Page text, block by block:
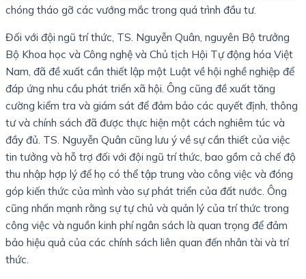
chóng tháo gỡ các vướng mắc trong quá trình đầu tư.
Đối với đội ngũ trí thức, TS. Nguyễn Quân, nguyên Bộ trưởng
Bộ Khoa học và Công nghệ và Chủ tịch Hội Tự động hóa Việt
Nam, đã đề xuất cần thiết lập một Luật về hội nghề nghiệp để
đáp ứng nhu cầu phát triển xã hội. Ông cũng đề xuất tăng
cường kiểm tra và giám sát để đảm bảo các quyết định, thông
tư và chính sách đã được thực hiện một cách nghiêm túc và
đầy đủ. TS. Nguyễn Quân cũng lưu ý về sự cần thiết của việc
tin tưởng và hỗ trợ đối với đội ngũ trí thức, bao gồm cả chế độ
thu nhập hợp lý để họ có thể tập trung vào công việc và đóng
góp kiến thức của mình vào sự phát triển của đất nước. Ông
cũng nhấn mạnh rằng sự tự chủ và quản lý của trí thức trong
công việc và nguồn kinh phí ngân sách là quan trọng để đảm
bảo hiệu quả của các chính sách liên quan đến nhân tài và trí
thức.